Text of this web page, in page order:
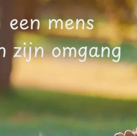
mens
zijn omgang